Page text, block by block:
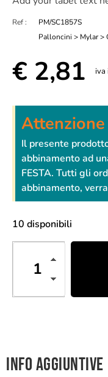
Ref :
PM/SC1857S
Palloncini > Mylar >
€ 2,81 iva
Attenzione
Il presente
abbinamento ad
FESTA. Tutti gli
abbinamento,
10 disponibili
Info aggiuntive